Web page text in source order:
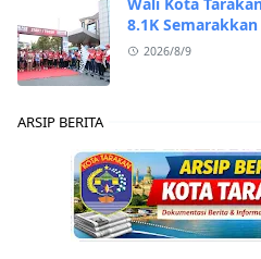
8.1K
2026/8/9
ARSIP BERITA